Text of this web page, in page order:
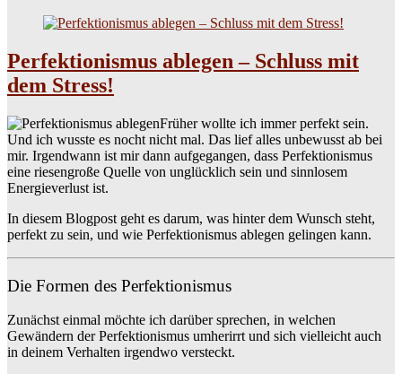
Perfektionismus ablegen – Schluss mit
dem Stress!
Früher wollte ich immer perfekt sein.
Und ich wusste es nocht nicht mal. Das lief alles unbewusst ab bei
mir. Irgendwann ist mir dann aufgegangen, dass Perfektionismus
eine riesengroße Quelle von unglücklich sein und sinnlosem
Energieverlust ist.
In diesem Blogpost geht es darum, was hinter dem Wunsch steht,
perfekt zu sein, und wie Perfektionismus ablegen gelingen kann.
Die Formen des Perfektionismus
Zunächst einmal möchte ich darüber sprechen, in welchen
Gewändern der Perfektionismus umherirrt und sich vielleicht auch
in deinem Verhalten irgendwo versteckt.